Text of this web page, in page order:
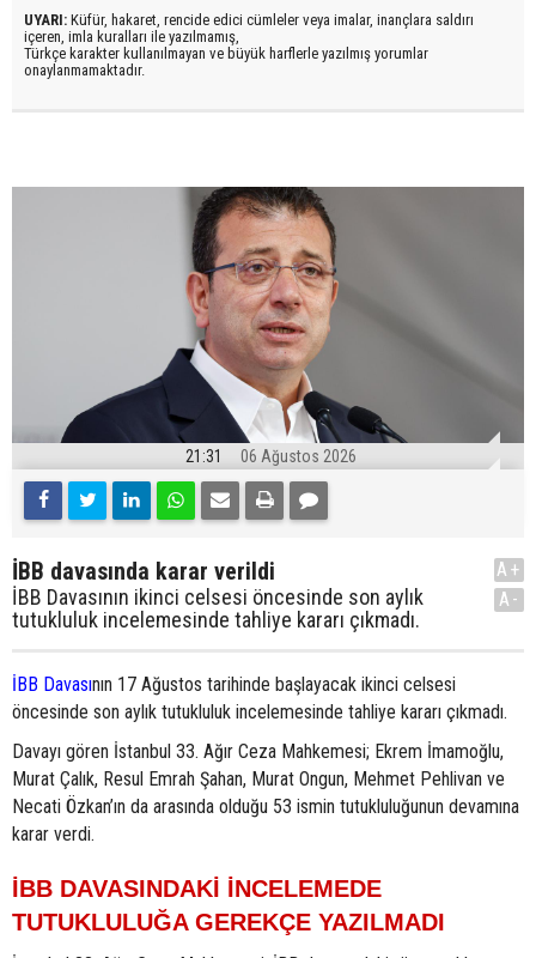
UYARI: Küfür, hakaret, rencide edici cümleler veya imalar, inançlara saldırı
içeren, imla kuralları ile yazılmamış,
Türkçe karakter kullanılmayan ve büyük harflerle yazılmış yorumlar
onaylanmamaktadır.
21:31 06 Ağustos 2026
İBB davasında karar verildi
İBB Davasının ikinci celsesi öncesinde son aylık
tutukluluk incelemesinde tahliye kararı çıkmadı.
A+
A-
İBB Davasının 17 Ağustos tarihinde başlayacak ikinci celsesi
öncesinde son aylık tutukluluk incelemesinde tahliye kararı çıkmadı.
Davayı gören İstanbul 33. Ağır Ceza Mahkemesi; Ekrem İmamoğlu,
Murat Çalık, Resul Emrah Şahan, Murat Ongun, Mehmet Pehlivan ve
Necati Özkan’ın da arasında olduğu 53 ismin tutukluluğunun devamına
karar verdi.
İBB DAVASINDAKİ İNCELEMEDE
TUTUKLULUĞA GEREKÇE YAZILMADI